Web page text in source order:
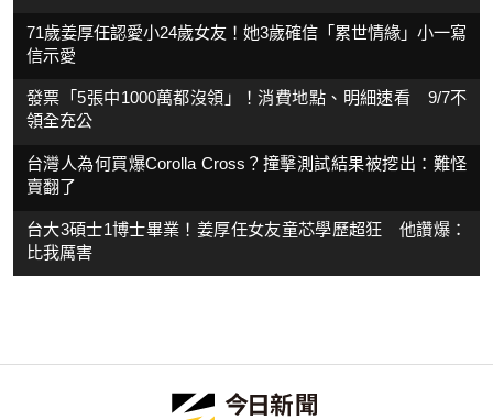
71歲姜厚任認愛小24歲女友！她3歲確信「累世情緣」小一寫
信示愛
發票「5張中1000萬都沒領」！消費地點、明細速看 9/7不
領全充公
台灣人為何買爆Corolla Cross？撞擊測試結果被挖出：難怪
賣翻了
台大3碩士1博士畢業！姜厚任女友童芯學歷超狂 他讚爆：
比我厲害